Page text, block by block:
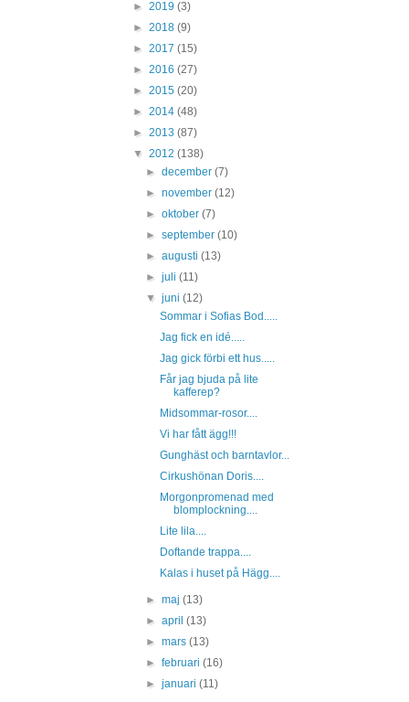
► 2019 (3)
► 2018 (9)
► 2017 (15)
► 2016 (27)
► 2015 (20)
► 2014 (48)
► 2013 (87)
▼ 2012 (138)
►december(7)
►november(12)
►oktober(7)
►september(10)
►augusti(13)
►juli(11)
▼juni(12)
Sommar i Sofias Bod.....
Jag fick en idé.....
Jag gick förbi ett hus.....
Får jag bjuda på lite
kafferep?
Midsommar-rosor....
Vi har fått ägg!!!
Gunghäst och barntavlor...
Cirkushönan Doris....
Morgonpromenad med
blomplockning....
Lite lila....
Doftande trappa....
Kalas i huset på Hägg....
►maj(13)
►april(13)
►mars(13)
►februari(16)
►januari(11)